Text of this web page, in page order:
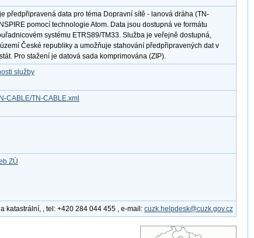
předpřipravená data pro téma Dopravní sítě - lanová dráha (TN-
pomocí technologie Atom. Data jsou dostupná ve formátu
systému ETRS89/TM33. Služba je veřejně dostupná,
České republiky a umožňuje stahování předpřipravených dat v
Pro stažení je datová sada komprimována (ZIP).
služby
CABLE/TN-CABLE.xml
ZÚ
katastrální, , tel: +420 284 044 455 , e-mail: cuzk.helpdesk@cuzk.gov.cz